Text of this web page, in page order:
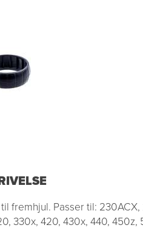
fremhjul. Passer til:
330x, 420, 430x, 440,